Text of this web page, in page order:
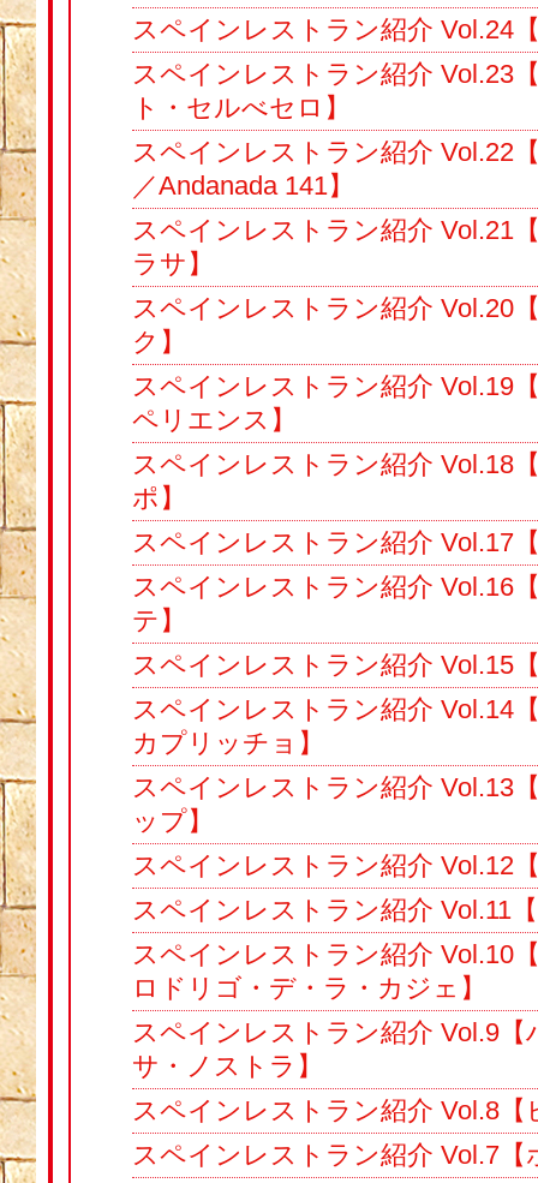
スペインレストラン紹介 Vol.24
スペインレストラン紹介 Vol.23
ト・セルべセロ】
スペインレストラン紹介 Vol.22
／Andanada 141】
スペインレストラン紹介 Vol.21
ラサ】
スペインレストラン紹介 Vol.20
ク】
スペインレストラン紹介 Vol.19
ペリエンス】
スペインレストラン紹介 Vol.18
ポ】
スペインレストラン紹介 Vol.17
スペインレストラン紹介 Vol.16
テ】
スペインレストラン紹介 Vol.15
スペインレストラン紹介 Vol.14
カプリッチョ】
スペインレストラン紹介 Vol.13
ップ】
スペインレストラン紹介 Vol.12
スペインレストラン紹介 Vol.11
スペインレストラン紹介 Vol.10
ロドリゴ・デ・ラ・カジェ】
スペインレストラン紹介 Vol.9【
サ・ノストラ】
スペインレストラン紹介 Vol.8【
スペインレストラン紹介 Vol.7【